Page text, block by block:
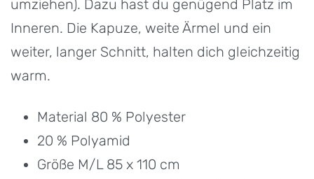
umziehen). Dazu hast du genügend Platz im
Inneren. Die Kapuze, weite Ärmel und ein
weiter, langer Schnitt, halten dich gleichzeitig
warm.
Material 80 % Polyester
20 % Polyamid
Größe M/L 85 x 110 cm